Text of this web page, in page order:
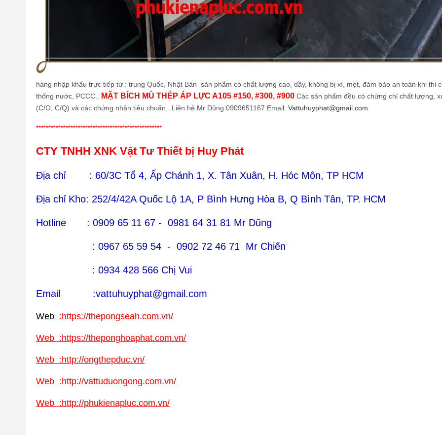
hàng nhập khẩu trực tiếp từ : trung Quốc, Nhật Bản sản phẩm có chất lượng cao, dầy, không bị xì, mọt, đảm bảo an toàn khi thi
thống nước, PCCC..
MẶT BÍCH MÙ THÉP ÁP LỰC A105 #150, #300, #900 Các sản phẩm đều có chứng chỉ chất lượng,
(C/O, C/Q) và các chứng nhận tiêu chuẩn...Liên hệ Mr Dũng 0909651167 Email: Vattuhuyphat@gmail.com
***************************************************
CTY TNHH XNK Vật Tư Thiết bị Huy Phát
Địa chỉ : 60/3C Tổ 4, Ấp Chánh 1, X. Tân Xuân, H. Hóc Môn, TP HCM
Địa chỉ Kho: 252/4/42A Quốc Lộ 1A, P Bình Hưng Hòa B, Q Bình Tân, TP. HCM
Hotline : 0909 65 11 67 - 0981 64 31 81 Mr Dũng
: 0967 65 59 54 - 0902 72 46 71 Mr Chiến
: 0934 428 566 Chị Vui
Email :vattuhuyphat@gmail.com
Web :https://thepongseah.com.vn/
Web :https://theponghoaphat.com.vn/
Web :http://ongthepduc.vn/
Web :http://vattuduongong.com.vn/
Web :http://phukienapluc.com.vn/